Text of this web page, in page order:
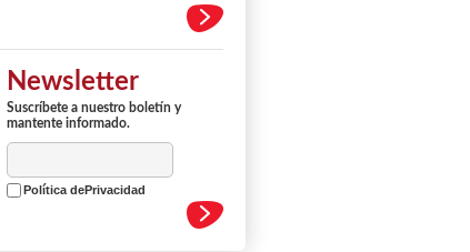
Newsletter
Suscríbete a nuestro boletín y
mantente informado.
Política dePrivacidad